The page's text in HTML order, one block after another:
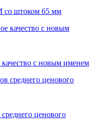
со штоком 65 мм
с новым именем
ценового